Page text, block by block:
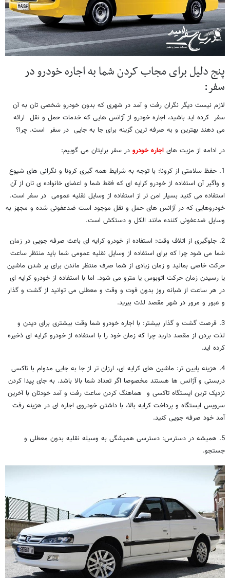
پنج دلیل برای مجاب کردن شما به اجاره خودرو در
سفر:
لازم نیست دیگر نگران رفت و آمد در شهری که بدون خودرو شخصی تان به آن
سفر کرده اید باشید، اجاره خودرو از آژانس هایی که خدمات حمل و نقل ارائه
می دهند بهترین و به صرفه ترین گزینه برای جا به جایی در سفر است. چرا؟
در ادامه از مزیت های اجاره خودرو در سفر برایتان می گوییم:
1. حفظ سلامتی از کرونا: با توجه به شرایط همه گیری کرونا و نگرانی های شیوع
و واگیر آن استفاده از خودرو کرایه ای که فقط شما و اعضای خانواده ی تان از آن
استفاده می کنید بسیار امن تر از استفاده از وسایل نقلیه عمومی در سفر است.
خودروهایی که در آژانس های حمل و نقل موجود است ضدعفونی شده و مجهز به
وسایل ضدعفونی کننده مانند الکل و دستکش است.
2. جلوگیری از اتلاف وقت: استفاده از خودرو کرایه ای باعث صرفه جویی در زمان
شما می شود چرا که برای استفاده از وسایل نقلیه عمومی شما باید منتظر ساعت
حرکت خاصی بمانید و زمان زیادی از شما صرف منتظر ماندن برای پر شدن ماشین
یا رسیدن زمان حرکت اتوبوس یا مترو می شود. اما با استفاده از خودرو کرایه ای
در هر ساعت از شبانه روز بدون فوت و وقت و معطلی می توانید از گشت و گذار
و عبور و مرور در شهر مقصد لذت ببرید.
3. فرصت گشت و گذار بیشتر: با اجاره خودرو شما وقت بیشتری برای دیدن و
لذت بردن از مقصد دارید چرا که زمان خود را با استفاده از خودرو کرایه ای ذخیره
کرده اید.
4. هزینه پایین تر: ماشین های کرایه ای، ارزان تر از جا به جایی مدوام با تاکسی
دربستی و آژانس ها هستند مخصوصا اگر تعداد شما بالا باشد. به جای پیدا کردن
نزدیک ترین ایستگاه تاکسی و هماهنگ کردن ساعت رفت و آمد خودتان با آخرین
سرویس ایستگاه و پرداخت کرایه بالا، با داشتن خودروی اجاره ای در هزینه رفت
آمد خود صرفه جویی کنید.
5. همیشه در دسترس: دسترسی همیشگی به وسیله نقلیه بدون معطلی و
جستجو.